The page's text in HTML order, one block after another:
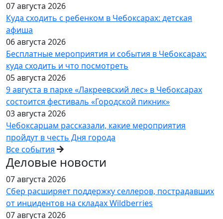
07 августа 2026
Куда сходить с ребенком в Чебоксарах: детская
афиша
06 августа 2026
Бесплатные мероприятия и события в Чебоксарах:
куда сходить и что посмотреть
05 августа 2026
9 августа в парке «Лакреевский лес» в Чебоксарах
состоится фестиваль «Городской пикник»
03 августа 2026
Чебоксарцам рассказали, какие мероприятия
пройдут в честь Дня города
Все события
Деловые новости
07 августа 2026
Сбер расширяет поддержку селлеров, пострадавших
от инцидентов на складах Wildberries
07 августа 2026